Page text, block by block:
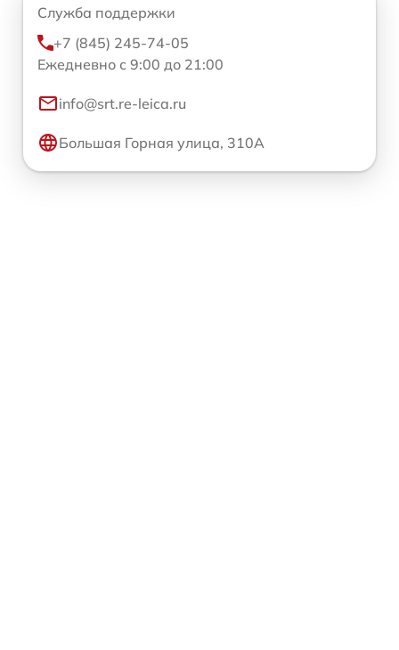
Служба поддержки
+7 (845) 245-74-05
Ежедневно с 9:00 до 21:00
info@srt.re-leica.ru
Большая Горная улица, 310А